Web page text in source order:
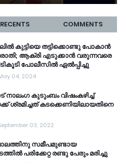
RECENTS COMMENTS
കുട്ടിയെ തട്ടിക്കൊണ്ടു പോകാൻ
ആക്രി എടുക്കാൻ വരുന്നവരെ
പോലീസിൽ ഏൽപ്പിച്ചു
04, 2024
നാലംഗ കുടുംബം വിഷംകഴിച്ച്‌
കടക്കെണിയിലായതിനെ
03, 2022
സമീപമുണ്ടായ
പരിക്കേറ്റ രണ്ടു പേരും മരിച്ചു